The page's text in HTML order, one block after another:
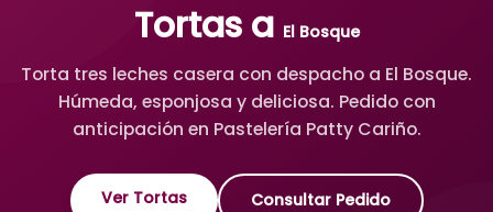
Tortas a El Bosque
Torta tres leches casera con despacho a El Bosque.
Húmeda, esponjosa y deliciosa. Pedido con
anticipación en Pastelería Patty Cariño.
Ver Tortas Consultar Pedido